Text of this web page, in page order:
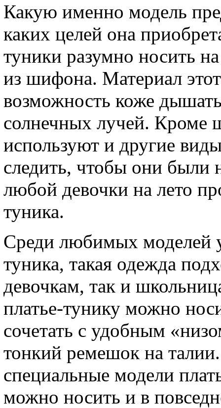
Какую именно модель
каких целей она
туники разумно носить
из шифона. Материал
возможность коже
солнечных лучей. Кроме
используют и другие
следить, чтобы они были
любой девочки на лето
туника.
Среди любимых моделей
туника, такая одежда
девочкам, так и
платье-тунику можно
сочетать с удобным
тонкий ремешок на
специальные модели
можно носить и в